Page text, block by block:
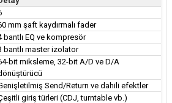
mm şaft kaydırmalı fader
bantlı EQ ve kompresör
bantlı master izolator
bit miksleme, 32-bit A/D ve D/A
Send/Return ve dahili efektler
giriş türleri (CDJ, turntable vb.)